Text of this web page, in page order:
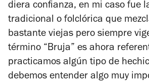
diera confianza, en mi caso fue
tradicional o folclórica que
bastante viejas pero siempre
término “Bruja” es ahora
practicamos algún tipo de
debemos entender algo muy